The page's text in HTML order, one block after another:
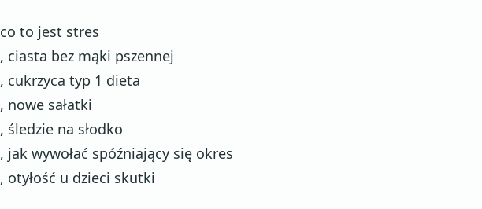
co to jest stres
, ciasta bez mąki pszennej
, cukrzyca typ 1 dieta
, nowe sałatki
, śledzie na słodko
, jak wywołać spóźniający się okres
, otyłość u dzieci skutki